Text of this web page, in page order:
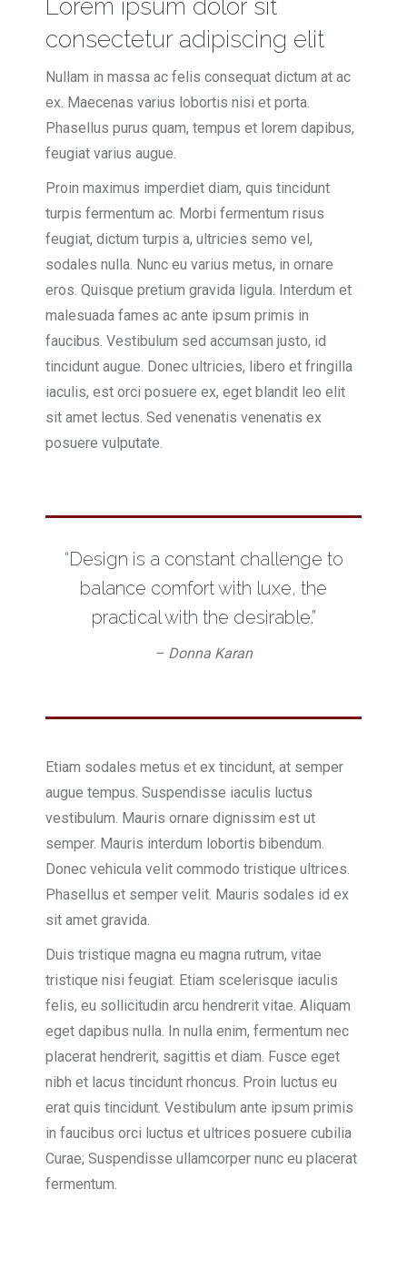
Lorem ipsum dolor sit
consectetur adipiscing elit
Nullam in massa ac felis consequat dictum at ac
ex. Maecenas varius lobortis nisi et porta.
Phasellus purus quam, tempus et lorem dapibus,
feugiat varius augue.
Proin maximus imperdiet diam, quis tincidunt
turpis fermentum ac. Morbi fermentum risus
feugiat, dictum turpis a, ultricies semo vel,
sodales nulla. Nunc eu varius metus, in ornare
eros. Quisque pretium gravida ligula. Interdum et
malesuada fames ac ante ipsum primis in
faucibus. Vestibulum sed accumsan justo, id
tincidunt augue. Donec ultricies, libero et fringilla
iaculis, est orci posuere ex, eget blandit leo elit
sit amet lectus. Sed venenatis venenatis ex
posuere vulputate.
“Design is a constant challenge to
balance comfort with luxe, the
practical with the desirable.”
– Donna Karan
Etiam sodales metus et ex tincidunt, at semper
augue tempus. Suspendisse iaculis luctus
vestibulum. Mauris ornare dignissim est ut
semper. Mauris interdum lobortis bibendum.
Donec vehicula velit commodo tristique ultrices.
Phasellus et semper velit. Mauris sodales id ex
sit amet gravida.
Duis tristique magna eu magna rutrum, vitae
tristique nisi feugiat. Etiam scelerisque iaculis
felis, eu sollicitudin arcu hendrerit vitae. Aliquam
eget dapibus nulla. In nulla enim, fermentum nec
placerat hendrerit, sagittis et diam. Fusce eget
nibh et lacus tincidunt rhoncus. Proin luctus eu
erat quis tincidunt. Vestibulum ante ipsum primis
in faucibus orci luctus et ultrices posuere cubilia
Curae; Suspendisse ullamcorper nunc eu placerat
fermentum.